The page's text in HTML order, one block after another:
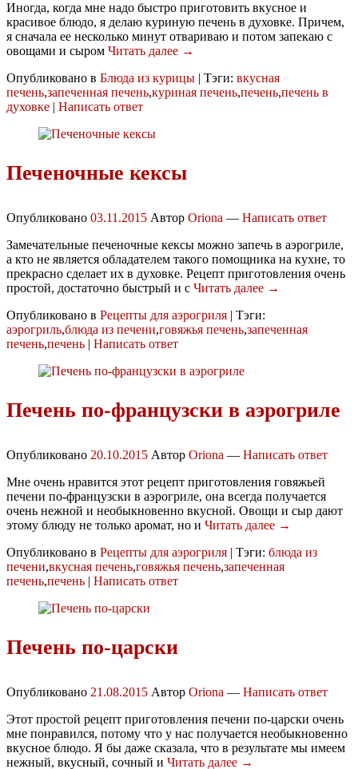
Иногда, когда мне надо быстро приготовить вкусное и
красивое блюдо, я делаю куриную печень в духовке. Причем,
я сначала ее несколько минут отвариваю и потом запекаю с
овощами и сыром Читать далее →
Опубликовано в Блюда из курицы | Тэги: вкусная
печень,запеченная печень,куриная печень,печень,печень в
духовке | Написать ответ
Печеночные кексы
Опубликовано 03.11.2015 Автор Oriona — Написать ответ
Замечательные печеночные кексы можно запечь в аэрогриле,
а кто не является обладателем такого помощника на кухне, то
прекрасно сделает их в духовке. Рецепт приготовления очень
простой, достаточно быстрый и с Читать далее →
Опубликовано в Рецепты для аэрогриля | Тэги:
аэрогриль,блюда из печени,говяжья печень,запеченная
печень,печень | Написать ответ
Печень по-французски в аэрогриле
Опубликовано 20.10.2015 Автор Oriona — Написать ответ
Мне очень нравится этот рецепт приготовления говяжьей
печени по-французски в аэрогриле, она всегда получается
очень нежной и необыкновенно вкусной. Овощи и сыр дают
этому блюду не только аромат, но и Читать далее →
Опубликовано в Рецепты для аэрогриля | Тэги: блюда из
печени,вкусная печень,говяжья печень,запеченная
печень,печень | Написать ответ
Печень по-царски
Опубликовано 21.08.2015 Автор Oriona — Написать ответ
Этот простой рецепт приготовления печени по-царски очень
мне понравился, потому что у нас получается необыкновенно
вкусное блюдо. Я бы даже сказала, что в результате мы имеем
нежный, вкусный, сочный и Читать далее →